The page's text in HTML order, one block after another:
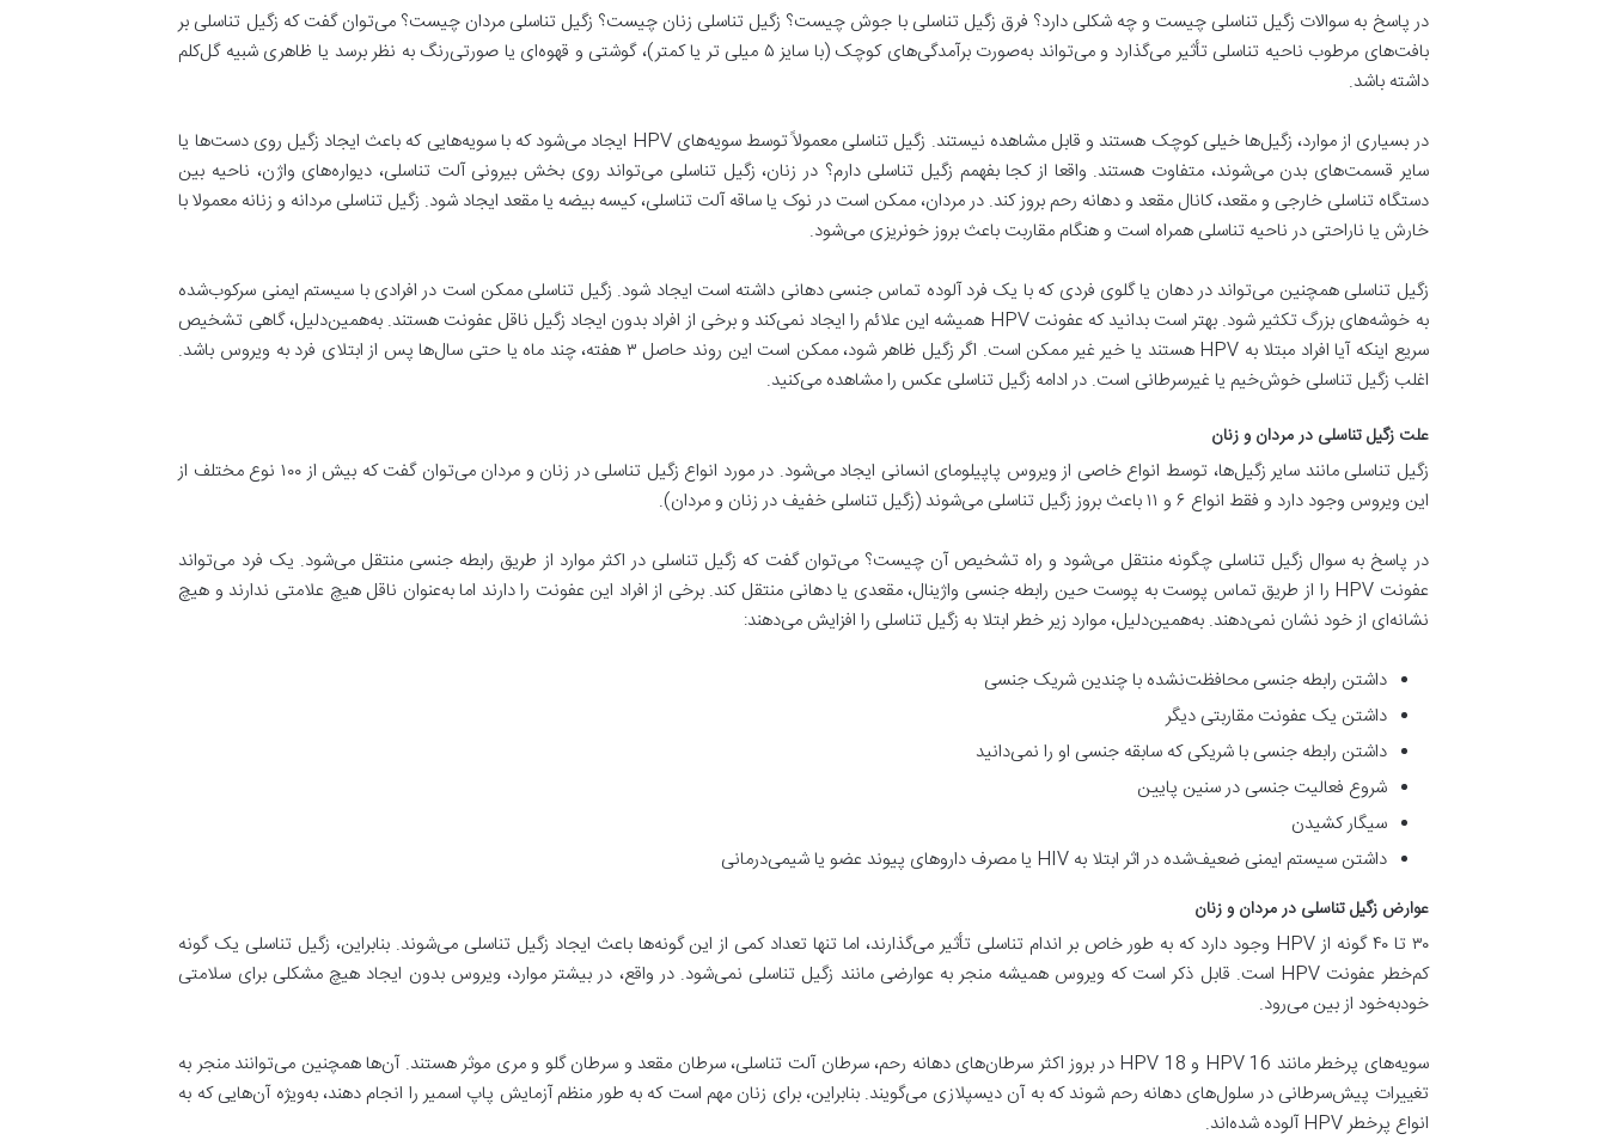
در پاسخ به سوالات زگیل تناسلی چیست و چه شکلی دارد؟ فرق زگیل تناسلی با جوش چیست؟ زگیل تناسلی زنان چیست؟ زگیل تناسلی مردان چیست؟ می‌توان گفت که زگیل تناسلی بر
بافت‌های مرطوب ناحیه تناسلی تأثیر می‌گذارد و می‌تواند به‌صورت برآمدگی‌های کوچک (با سایز ۵ میلی ‌تر یا کمتر)، گوشتی و قهوه‌ای یا صورتی‌رنگ به نظر برسد یا ظاهری شبیه گل‌کلم
داشته باشد.
در بسیاری از موارد، زگیل‌ها خیلی کوچک هستند و قابل مشاهده نیستند. زگیل تناسلی معمولاً توسط سویه‌های HPV ایجاد می‌شود که با سویه‌هایی که باعث ایجاد زگیل روی دست‌ها یا
سایر قسمت‌های بدن می‌شوند، متفاوت هستند. واقعا از کجا بفهمم زگیل تناسلی دارم؟ در زنان، زگیل تناسلی می‌تواند روی بخش بیرونی آلت تناسلی، دیواره‌های واژن، ناحیه بین
دستگاه تناسلی خارجی و مقعد، کانال مقعد و دهانه رحم بروز کند. در مردان، ممکن است در نوک یا ساقه آلت تناسلی، کیسه بیضه یا مقعد ایجاد شود. زگیل تناسلی مردانه و زنانه معمولا با
خارش یا ناراحتی در ناحیه تناسلی همراه است و هنگام مقاربت باعث بروز خونریزی می‌شود.
زگیل تناسلی همچنین می‌تواند در دهان یا گلوی فردی که با یک فرد آلوده تماس جنسی دهانی داشته است ایجاد شود. زگیل تناسلی ممکن است در افرادی با سیستم ایمنی سرکوب‌شده
به خوشه‌های بزرگ تکثیر شود. بهتر است بدانید که عفونت HPV همیشه این علائم را ایجاد نمی‌کند و برخی از افراد بدون ایجاد زگیل ناقل عفونت هستند. به‌همین‌دلیل، گاهی تشخیص
سریع اینکه آیا افراد مبتلا به HPV هستند یا خیر غیر ممکن است. اگر زگیل ظاهر شود، ممکن است این روند حاصل ۳ هفته، چند ماه یا حتی سال‌ها پس از ابتلای فرد به ویروس باشد.
اغلب زگیل تناسلی خوش‌خیم یا غیرسرطانی است. در ادامه زگیل تناسلی عکس را مشاهده می‌کنید.
علت زگیل تناسلی در مردان و زنان
زگیل تناسلی مانند سایر زگیل‌ها، توسط انواع خاصی از ویروس پاپیلومای انسانی ایجاد می‌شود. در مورد انواع زگیل تناسلی در زنان و مردان می‌توان گفت که بیش از ۱۰۰ نوع مختلف از
این ویروس وجود دارد و فقط انواع ۶ و ۱۱ باعث بروز زگیل تناسلی می‌شوند (زگیل تناسلی خفیف در زنان و مردان).
در پاسخ به سوال زگیل تناسلی چگونه منتقل می‌شود و راه تشخیص آن چیست؟ می‌توان گفت که زگیل تناسلی در اکثر موارد از طریق رابطه جنسی منتقل می‌شود. یک فرد می‌تواند
عفونت HPV را از طریق تماس پوست به پوست حین رابطه جنسی واژینال، مقعدی یا دهانی منتقل کند. برخی از افراد این عفونت را دارند اما به‌عنوان ناقل هیچ علامتی ندارند و هیچ
نشانه‌ای از خود نشان نمی‌دهند. به‌همین‌دلیل، موارد زیر خطر ابتلا به زگیل تناسلی را افزایش می‌دهند:
داشتن رابطه جنسی محافظت‌نشده با چندین شریک جنسی
داشتن یک عفونت مقاربتی دیگر
داشتن رابطه جنسی با شریکی که سابقه جنسی او را نمی‌دانید
شروع فعالیت جنسی در سنین پایین
سیگار کشیدن
داشتن سیستم ایمنی ضعیف‌شده در اثر ابتلا به HIV یا مصرف داروهای پیوند عضو یا شیمی‌درمانی
عوارض زگیل تناسلی در مردان و زنان
۳۰ تا ۴۰ گونه از HPV وجود دارد که به طور خاص بر اندام تناسلی تأثیر می‌گذارند، اما تنها تعداد کمی از این گونه‌ها باعث ایجاد زگیل تناسلی می‌شوند. بنابراین، زگیل تناسلی یک گونه
کم‌خطر عفونت HPV است. قابل ذکر است که ویروس همیشه منجر به عوارضی مانند زگیل تناسلی نمی‌شود. در واقع، در بیشتر موارد، ویروس بدون ایجاد هیچ مشکلی برای سلامتی
خود‌به‌خود از بین می‌رود.
سویه‌های پرخطر مانند HPV 16 و HPV 18 در بروز اکثر سرطان‌های دهانه رحم، سرطان آلت تناسلی، سرطان مقعد و سرطان گلو و مری موثر هستند. آن‌ها همچنین می‌توانند منجر به
تغییرات پیش‌سرطانی در سلول‌های دهانه رحم شوند که به آن دیسپلازی می‌گویند. بنابراین، برای زنان مهم است که به طور منظم آزمایش پاپ اسمیر را انجام دهند، به‌ویژه آن‌هایی که به
انواع پرخطر HPV آلوده شده‌اند.